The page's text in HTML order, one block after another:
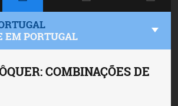
EM PORTUGAL
COMBINAÇÕES DE